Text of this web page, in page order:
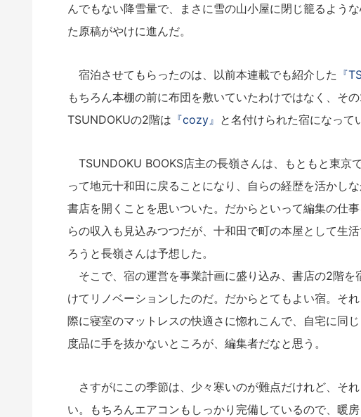
んでもない降雪量で、まさに雪の山小屋に閉じ籠るよう
た原稿がやけに進んだ。
宿泊させてもらったのは、以前本連載でも紹介した 『
もちろん本棚の前に布団を敷いていたわけではなく、そ
TSUNDOKUの2階は 『cozy』 と名付けられた宿になって
TSUNDOKU BOOKS店主の長嶺さんは、もともと東京
って地元十和田に戻ることになり、自らの経歴を活かし
書店を開くことを思いついた。だからといって編集の仕
らの収入も見込みつつだが、十和田で町の本屋として生
ろうと長嶺さんは予想した。
そこで、宿の運営を事業計画に盛り込み、書店の2階を
けてリノベーションしたのだ。だからとてもよい宿。そ
際に寝室のマットレスの快適さに惚れこんで、自宅に同
度品に手を抜かないところが、編集者だなと思う。
さすがにこの季節は、少々寒いのが難点だけれど、そ
い。もちろんエアコンもしっかり完備しているので、暖